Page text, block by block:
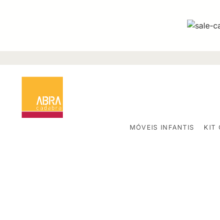
MÓVEIS INFANTIS KIT